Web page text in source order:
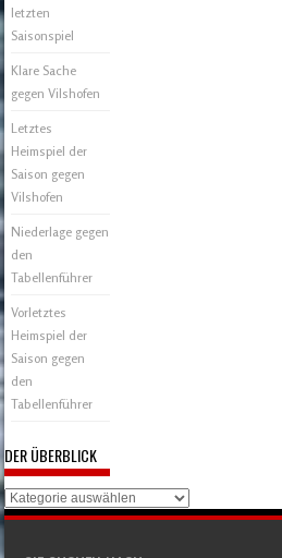
letzten
Saisonspiel
Klare Sache
gegen Vilshofen
Letztes
Heimspiel der
Saison gegen
Vilshofen
Niederlage gegen
den
Tabellenführer
Vorletztes
Heimspiel der
Saison gegen
den
Tabellenführer
DER ÜBERBLICK
Der
Überblick